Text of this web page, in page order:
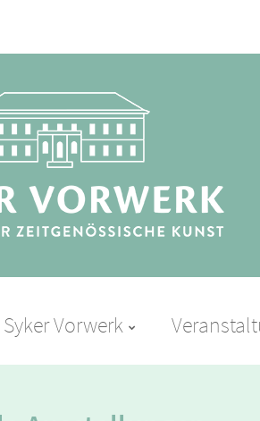
Syker Vorwerk